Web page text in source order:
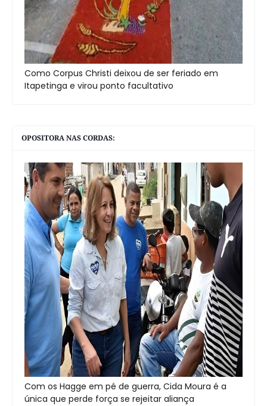
Como Corpus Christi deixou de ser feriado em
Itapetinga e virou ponto facultativo
OPOSITORA NAS CORDAS:
Com os Hagge em pé de guerra, Cida Moura é a
única que perde força se rejeitar aliança